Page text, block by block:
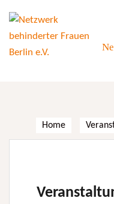
content
Home